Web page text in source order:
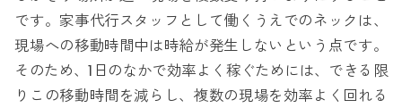
です。家事代行スタッフとして働くうえでのネックは、
現場への移動時間中は時給が発生しないという点です。
そのため、1日のなかで効率よく稼ぐためには、できる限
りこの移動時間を減らし、複数の現場を効率よく回れる